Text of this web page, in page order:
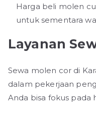
Harga beli molen
untuk sementara
Layanan
Sewa molen cor di
dalam pekerjaan
Anda bisa fokus pada